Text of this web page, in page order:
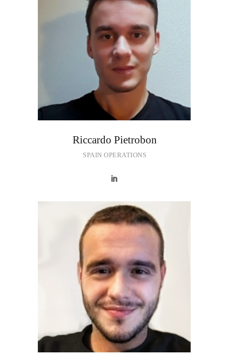
Riccardo Pietrobon
SPAIN OPERATIONS